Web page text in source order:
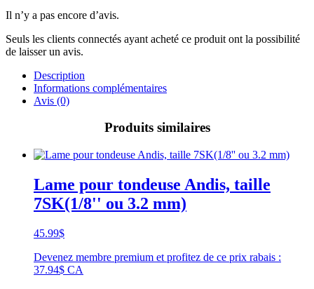
Il n’y a pas encore d’avis.
Seuls les clients connectés ayant acheté ce produit ont la possibilité
de laisser un avis.
Description
Informations complémentaires
Avis (0)
Produits similaires
Lame pour tondeuse Andis, taille
7SK(1/8'' ou 3.2 mm)
45.99$
Devenez membre premium et profitez de ce prix rabais :
37.94$ CA